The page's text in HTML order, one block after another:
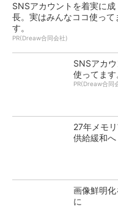
SNSアカウントを着実に成
長。実はみんなココ使って
す。
PR(Dreaw合同会社)
SNSアカ
使ってます
PR(Dreaw合同
27年メモ
供給緩和へ
画像鮮明
に